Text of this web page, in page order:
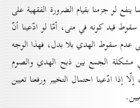
ينفع لو جزمنا بقيام الضرورة الفقهية على
قيد كونه في منى، أمّا لو ادّعينا أنّ
عدم سقوط الهدي بلا بدل، فهذا الوجه
مشكلة الجمع بين ذبح الهدي والصوم
إذا ادّعينا احتمال التخيير ورفعنا تعيين